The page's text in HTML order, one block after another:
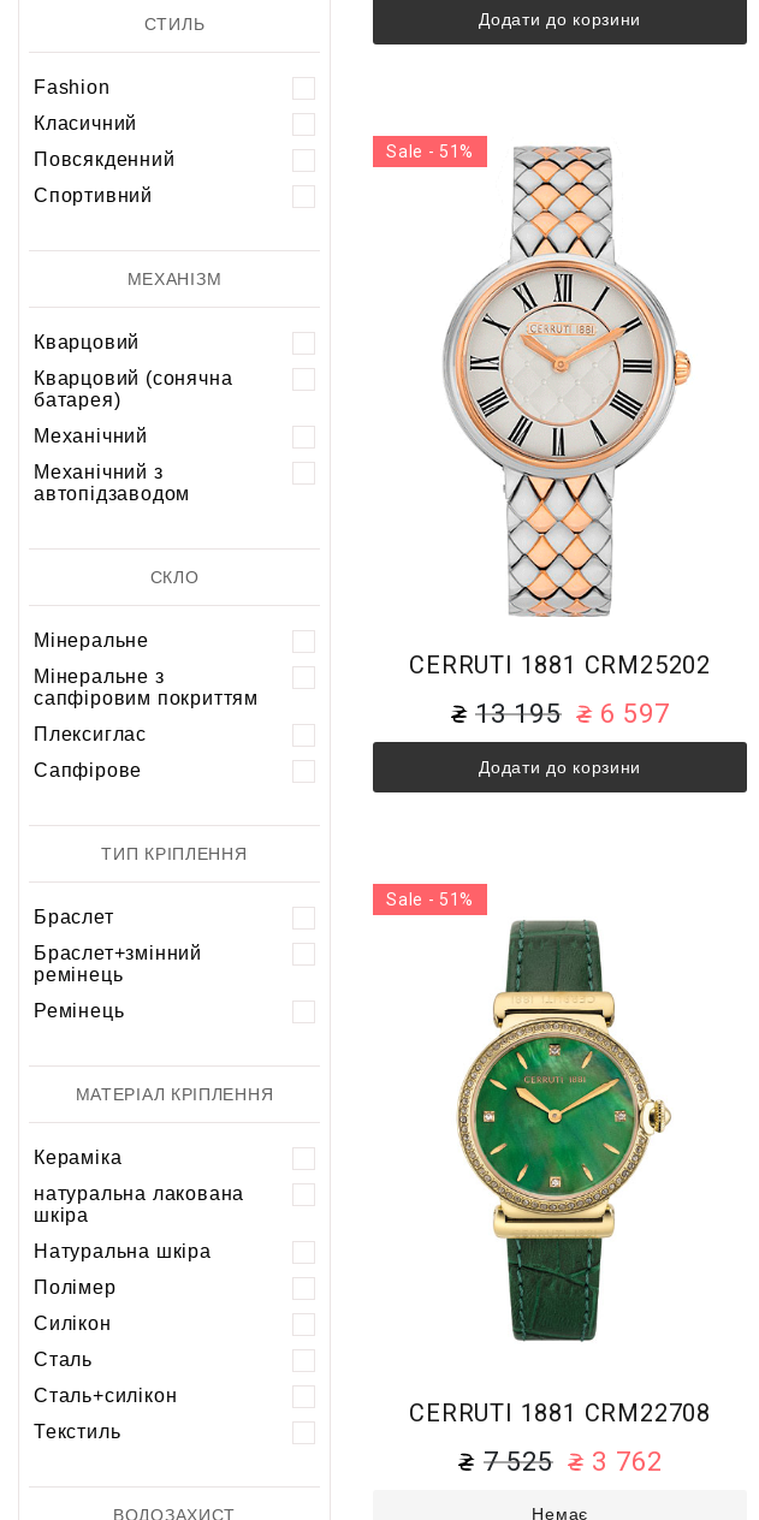
СТИЛЬ
Fashion
Класичний
Повсякденний
Спортивний
МЕХАНІЗМ
Кварцовий
Кварцовий (сонячна
батарея)
Механічний
Механічний з
автопідзаводом
СКЛО
Мінеральне
Мінеральне з
сапфіровим покриттям
Плексиглас
Сапфірове
ТИП КРІПЛЕННЯ
Браслет
Браслет+змінний
ремінець
Ремінець
МАТЕРІАЛ КРІПЛЕННЯ
Кераміка
натуральна лакована
шкіра
Натуральна шкіра
Полімер
Силікон
Сталь
Сталь+силікон
Текстиль
ВОДОЗАХИСТ
Додати до корзини
CERRUTI 1881 CRM25202
13 195 6 597
Додати до корзини
Sale - 51%
CERRUTI 1881 CRM22708
7 525 3 762
Немає
Sale - 51%